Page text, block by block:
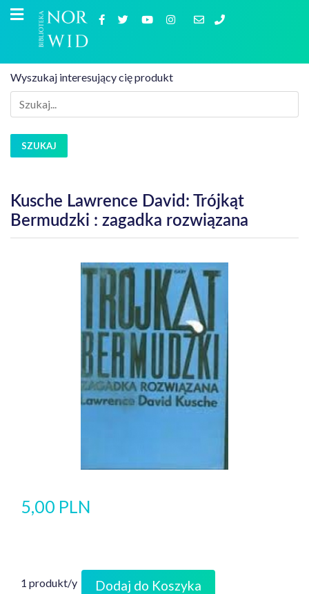
Wyszukaj interesujący cię produkt
SZUKAJ
Kusche Lawrence David: Trójkąt
Bermudzki : zagadka rozwiązana
5,00 PLN
1 produkt/y Dodaj do Koszyka